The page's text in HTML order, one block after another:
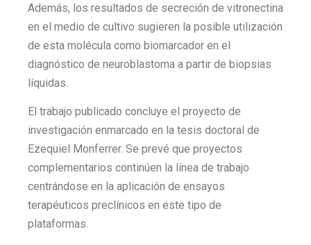
Además, los resultados de secreción de vitronectina
en el medio de cultivo sugieren la posible utilización
de esta molécula como biomarcador en el
diagnóstico de neuroblastoma a partir de biopsias
líquidas.
El trabajo publicado concluye el proyecto de
investigación enmarcado en la tesis doctoral de
Ezequiel Monferrer. Se prevé que proyectos
complementarios continúen la línea de trabajo
centrándose en la aplicación de ensayos
terapéuticos preclínicos en este tipo de
plataformas.